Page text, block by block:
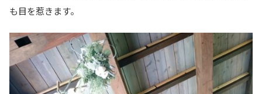
も目を惹きます。